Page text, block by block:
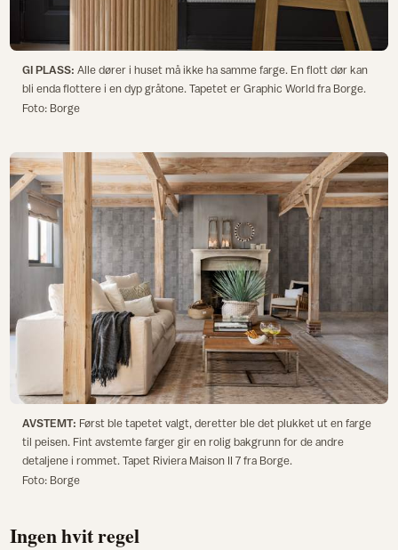
GI PLASS: Alle dører i huset må ikke ha samme farge. En flott dør kan
bli enda flottere i en dyp gråtone. Tapetet er Graphic World fra Borge.
Foto: Borge
AVSTEMT: Først ble tapetet valgt, deretter ble det plukket ut en farge
til peisen. Fint avstemte farger gir en rolig bakgrunn for de andre
detaljene i rommet. Tapet Riviera Maison II 7 fra Borge.
Foto: Borge
Ingen hvit regel